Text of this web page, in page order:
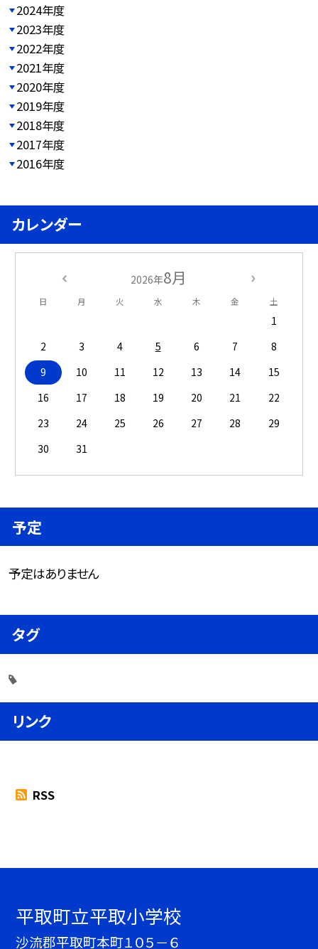
2024年度
2023年度
2022年度
2021年度
2020年度
2019年度
2018年度
2017年度
2016年度
カレンダー
2026年8月
日 月 火 水 木 金 土
1
2
3 4 5 6 7
8
9
10 11 12 13 14
15
16
17 18 19 20 21
22
23
24 25 26 27 28
29
30
31
予定
予定はありません
タグ
リンク
RSS
平取町立平取小学校
沙流郡平取町本町１０５－６